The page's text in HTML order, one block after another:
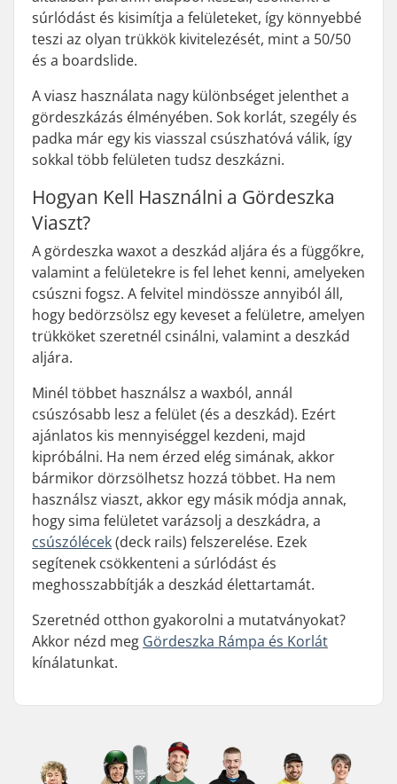
súrlódást és kisimítja a felületeket, így könnyebbé
teszi az olyan trükkök kivitelezését, mint a 50/50
és a boardslide.
A viasz használata nagy különbséget jelenthet a
gördeszkázás élményében. Sok korlát, szegély és
padka már egy kis viasszal csúszhatóvá válik, így
sokkal több felületen tudsz deszkázni.
Hogyan Kell Használni a Gördeszka
Viaszt?
A gördeszka waxot a deszkád aljára és a függőkre,
valamint a felületekre is fel lehet kenni, amelyeken
csúszni fogsz. A felvitel mindössze annyiból áll,
hogy bedörzsölsz egy keveset a felületre, amelyen
trükköket szeretnél csinálni, valamint a deszkád
aljára.
Minél többet használsz a waxból, annál
csúszósabb lesz a felület (és a deszkád). Ezért
ajánlatos kis mennyiséggel kezdeni, majd
kipróbálni. Ha nem érzed elég simának, akkor
bármikor dörzsölhetsz hozzá többet. Ha nem
használsz viaszt, akkor egy másik módja annak,
hogy sima felületet varázsolj a deszkádra, a
csúszólécek(deck rails) felszerelése. Ezek
segítenek csökkenteni a súrlódást és
meghosszabbítják a deszkád élettartamát.
Szeretnéd otthon gyakorolni a mutatványokat?
Akkor nézd meg Gördeszka Rámpa és Korlát
kínálatunkat.